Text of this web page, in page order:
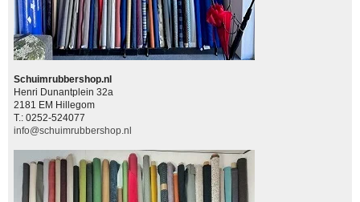
Schuimrubbershop.nl
Henri Dunantplein 32a
2181 EM Hillegom
T.: 0252-524077
info@schuimrubbershop.nl